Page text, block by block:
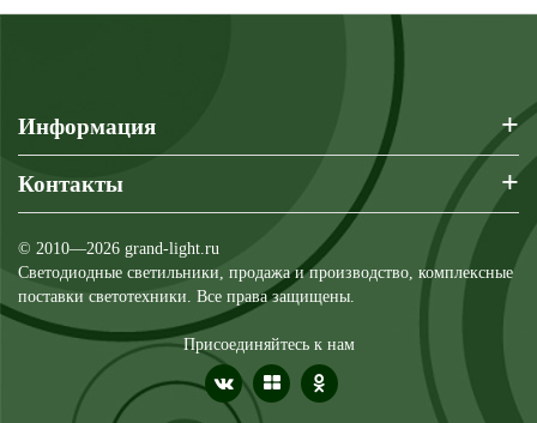
Информация +
Контакты +
© 2010—2026 grand-light.ru
Светодиодные светильники, продажа и производство, комплексные
поставки светотехники. Все права защищены.
Присоединяйтесь к нам